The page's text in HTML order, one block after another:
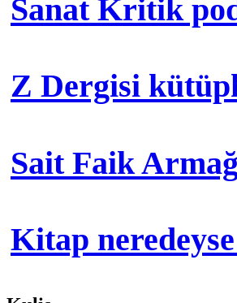
Sanat Kritik
Z Dergisi
Sait Faik
Kitap